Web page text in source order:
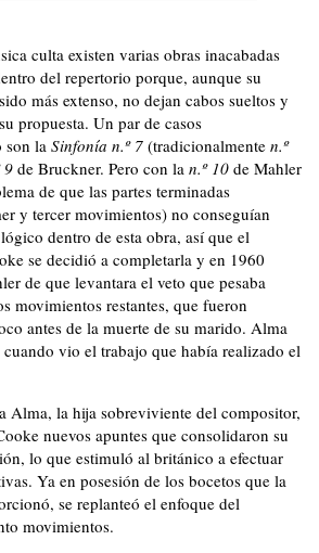
culta existen varias obras inacabadas
del repertorio porque, aunque su
más extenso, no dejan cabos sueltos y
propuesta. Un par de casos
son la Sinfonía n.º 7 (tradicionalmente n.º
9 de Bruckner. Pero con la n.º 10 de Mahler
de que las partes terminadas
y tercer movimientos) no conseguían
dentro de esta obra, así que el
se decidió a completarla y en 1960
de que levantara el veto que pesaba
movimientos restantes, que fueron
antes de la muerte de su marido. Alma
vio el trabajo que había realizado el
Alma, la hija sobreviviente del compositor,
nuevos apuntes que consolidaron su
lo que estimuló al británico a efectuar
Ya en posesión de los bocetos que la
se replanteó el enfoque del
movimientos.